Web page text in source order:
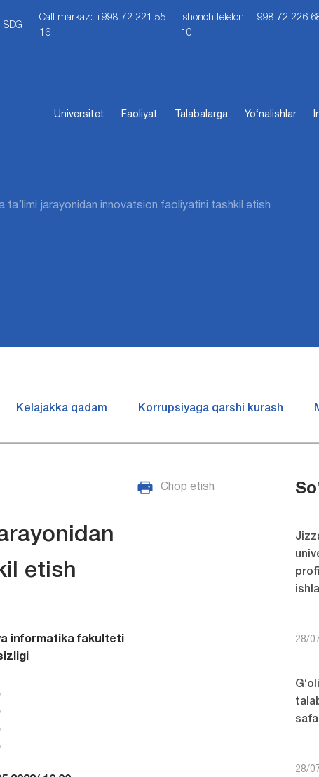
SDG
Call markaz: +998 72 221 55
16
Ishonch telefoni: +998 72 226
10
Universitet Faoliyat Talabalarga Yo‘nalishlar
ta’limi jarayonidan innovatsion faoliyatini tashkil etish
Kelajakka qadam Korrupsiyaga qarshi kurash
Chop etish
etish
informatika fakulteti
28/
28/